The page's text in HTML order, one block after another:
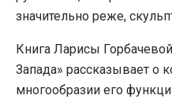
значительно реже,
Книга Ларисы
Запада» рассказывает о
многообразии его